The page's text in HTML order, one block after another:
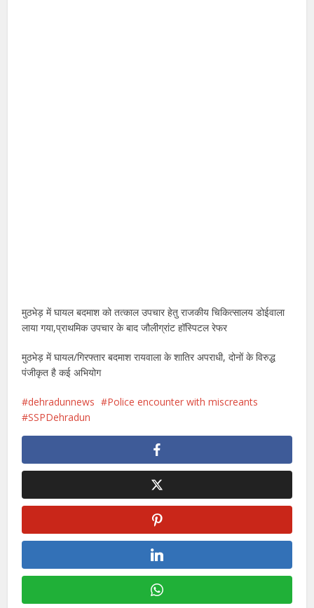
मुठभेड़ में घायल बदमाश को तत्काल उपचार हेतु राजकीय चिकित्सालय डोईवाला
लाया गया,प्राथमिक उपचार के बाद जौलीग्रांट हॉस्पिटल रेफर
मुठभेड़ में घायल/गिरफ्तार बदमाश रायवाला के शातिर अपराधी, दोनों के विरुद्ध
पंजीकृत है कई अभियोग
dehradunnews
Police encounter with miscreants
SSPDehradun